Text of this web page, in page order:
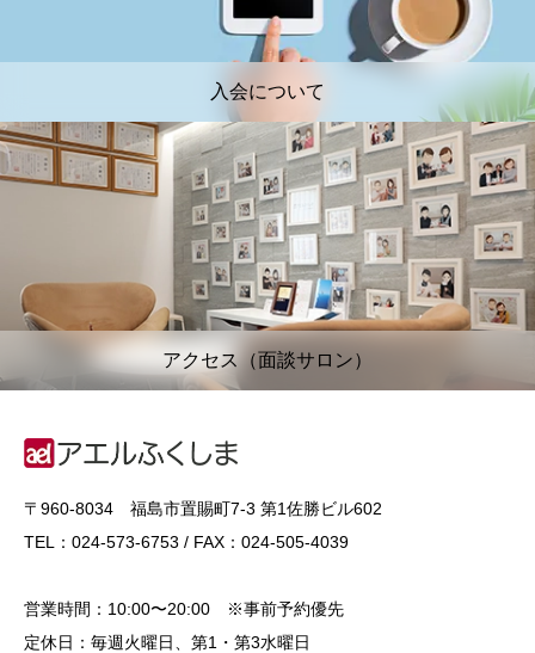
入会について
アクセス（面談サロン）
〒960-8034 福島市置賜町7-3 第1佐勝ビル602
TEL：024-573-6753 / FAX：024-505-4039
営業時間：10:00〜20:00 ※事前予約優先
定休日：毎週火曜日、第1・第3水曜日